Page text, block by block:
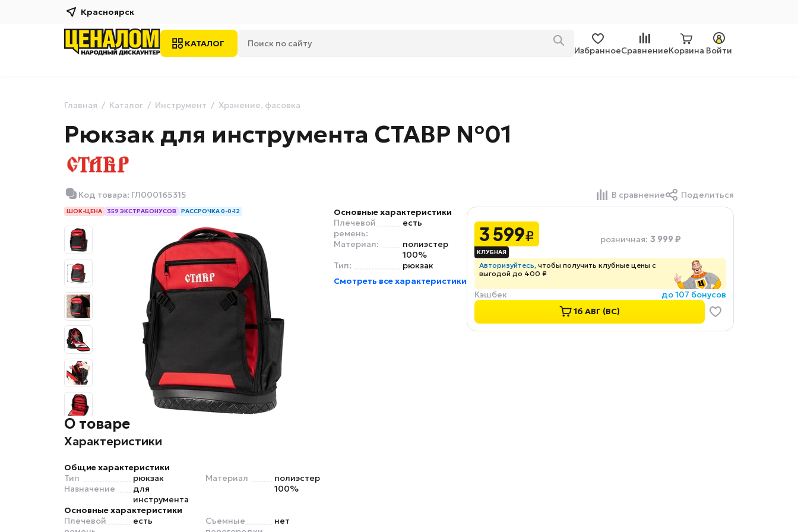
Красноярск
КАТАЛОГ
ИзбранноеСравнениеКорзина Войти
Главная Каталог Инструмент Хранение, фасовка
Рюкзак для инструмента СТАВР №01
Код товара: ГЛ000165315 В сравнение Поделиться
ШОК-ЦЕНА 359 ЭКСТРАБОНУСОВ РАССРОЧКА 0-0-12
Основные характеристики
Плечевой
ремень:
есть
Материал:
полиэстер
100%
Тип:
рюкзак
Смотреть все характеристики
3 599₽ розничная: 3 999 ₽
Авторизуйтесь, чтобы получить клубные цены с
выгодой до 400 ₽
Кэшбек
до 107 бонусов
16 АВГ (ВС)
О товаре
Характеристики
Общие характеристики
Тип
рюкзак
Назначение
для
инструмента
Материал
полиэстер
100%
Основные характеристики
Плечевой
есть
Съемные
нет